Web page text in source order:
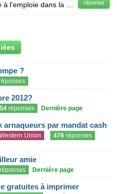
réponse
?
2012?
54 réponses Dernière page
arnaqueurs par mandat cash
Union 476 réponses
amie
réponses Dernière page
gratuites à imprimer